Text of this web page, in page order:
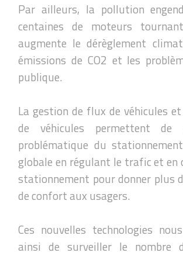
Par ailleurs, la pollution
centaines de moteurs
augmente le dérèglement
émissions de CO2 et les
publique.
La gestion de flux de véhicules
de véhicules permettent de
problématique du
globale en régulant le trafic et en
stationnement pour donner plus
de confort aux usagers.
Ces nouvelles technologies
ainsi de surveiller le nombre